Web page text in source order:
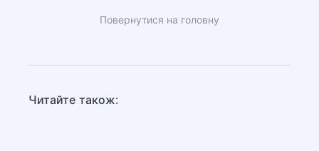
Повернутися на головну
Читайте також: